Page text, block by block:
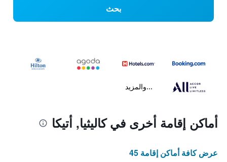
بحث
...والمزيد
أماكن إقامة أخرى في كاليثيا, أتيكا
عرض كافة أماكن إقامة 45